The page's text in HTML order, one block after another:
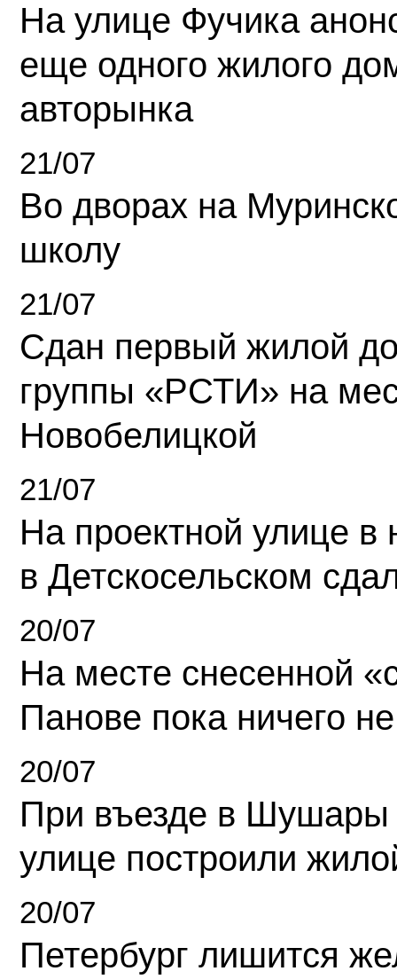
На улице Фучика
еще одного жилого
авторынка
21/07
Во дворах на
школу
21/07
Сдан первый жилой
группы «РСТИ» на
Новобелицкой
21/07
На проектной улице
в Детскосельском
20/07
На месте снесенной
Панове пока ничего
20/07
При въезде в Шушары
улице построили
20/07
Петербург лишится